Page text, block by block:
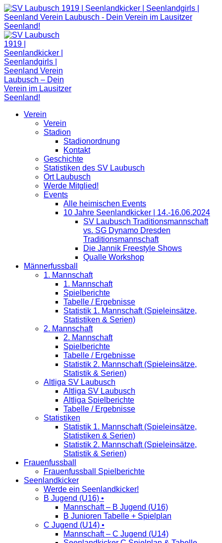
Zum
Inhalt
springen
Verein
Verein
Stadion
Stadionordnung
Kontakt
Geschichte
Statistiken des SV Laubusch
Ort Laubusch
Werde Mitglied!
Events
Alle heimischen Events
10 Jahre Seenlandkicker | 14.-16.06.2024
SV Laubusch Traditionsmannschaft
vs. SG Dynamo Dresden
Traditionsmannschaft
Die Jannik Freestyle Shows
Qualle Workshop
Männerfussball
1. Mannschaft
1. Mannschaft
Spielberichte
Tabelle / Ergebnisse
Statistik 1. Mannschaft (Spieleinsätze,
Statistiken & Serien)
2. Mannschaft
2. Mannschaft
Spielberichte
Tabelle / Ergebnisse
Statistik 2. Mannschaft (Spieleinsätze,
Statistik & Serien)
Altliga SV Laubusch
Altliga SV Laubusch
Altliga Spielberichte
Tabelle / Ergebnisse
Statistiken
Statistik 1. Mannschaft (Spieleinsätze,
Statistiken & Serien)
Statistik 2. Mannschaft (Spieleinsätze,
Statistik & Serien)
Frauenfussball
Frauenfussball Spielberichte
Seenlandkicker
Werde ein Seenlandkicker!
B Jugend (U16) •
Mannschaft – B Jugend (U16)
B Junioren Tabelle + Spielplan
C Jugend (U14) •
Mannschaft – C Jugend (U14)